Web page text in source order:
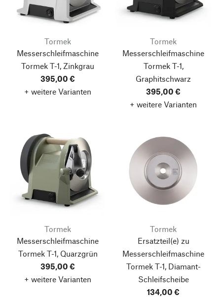
Tormek
Messerschleifmaschine
Tormek T-1, Zinkgrau
395,00 €
+ weitere Varianten
Tormek
Messerschleifmaschine
Tormek T-1,
Graphitschwarz
395,00 €
+ weitere Varianten
Tormek
Messerschleifmaschine
Tormek T-1, Quarzgrün
395,00 €
+ weitere Varianten
Tormek
Ersatzteil(e) zu
Messerschleifmaschine
Tormek T-1, Diamant-
Schleifscheibe
134,00 €